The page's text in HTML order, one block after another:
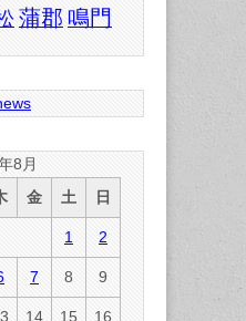
蒲郡 鳴門
8月
金 土 日
1 2
7 8 9
14 15 16